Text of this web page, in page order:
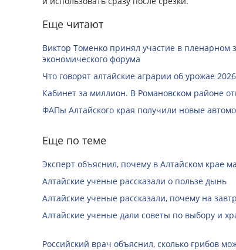
Еще читают
Виктор Томенко принял участие в пленарном
экономического форума
Что говорят алтайские аграрии об урожае
Кабинет за миллион. В Романовском районе
ФАПы Алтайского края получили новые
Еще по теме
Эксперт объяснил, почему в Алтайском крае
Алтайские ученые рассказали о пользе дынь
Алтайские ученые рассказали, почему на
Алтайские ученые дали советы по выбору и
Российский врач объяснил, сколько грибов